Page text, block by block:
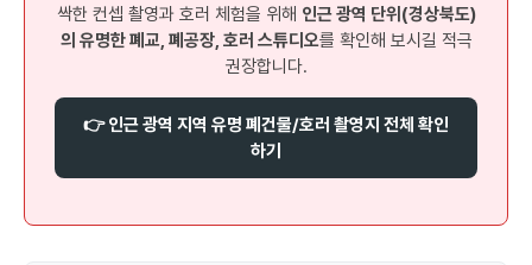
싹한 컨셉 촬영과 호러 체험을 위해 인근 광역 단위(경상북도)
의 유명한 폐교, 폐공장, 호러 스튜디오를 확인해 보시길 적극
권장합니다.
👉 인근 광역 지역 유명 폐건물/호러 촬영지 전체 확인
하기